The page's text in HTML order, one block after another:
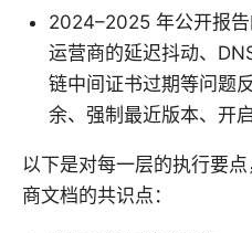
2024–2025 年公开报
运营商的延迟抖动、
链中间证书过期等问题
余、强制最近版本、开
以下是对每一层的执行要
商文档的共识点：